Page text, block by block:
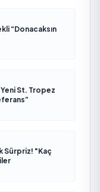
“Donacaksın
St. Tropez
Sürpriz! "Kaç